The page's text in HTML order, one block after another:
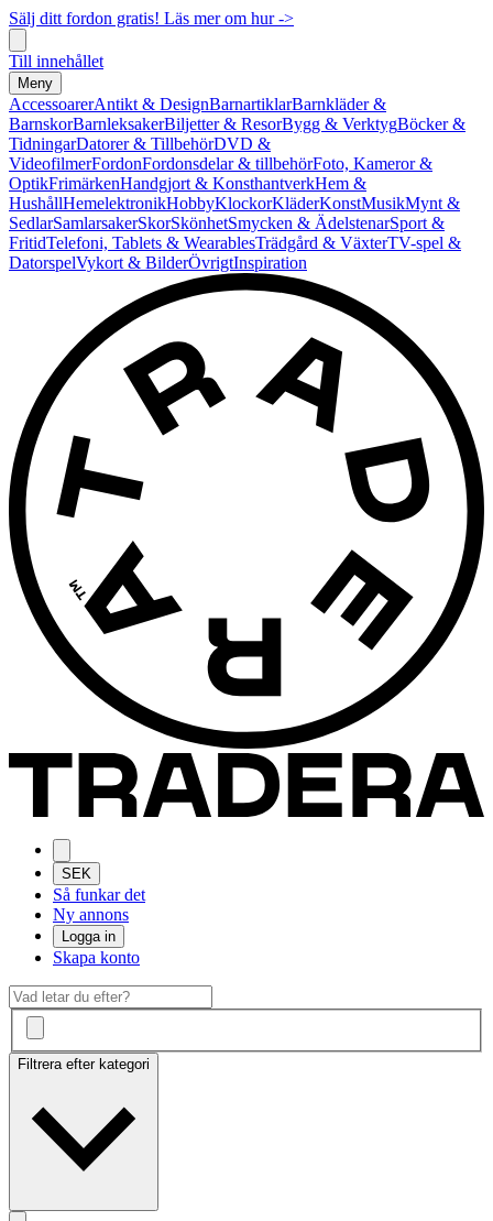
Sälj ditt fordon gratis! Läs mer om hur ->
Till innehållet
Meny
AccessoarerAntikt & DesignBarnartiklarBarnkläder &
BarnskorBarnleksakerBiljetter & ResorBygg & VerktygBöcker &
TidningarDatorer & TillbehörDVD &
VideofilmerFordonFordonsdelar & tillbehörFoto, Kameror &
OptikFrimärkenHandgjort & KonsthantverkHem &
HushållHemelektronikHobbyKlockorKläderKonstMusikMynt &
SedlarSamlarsakerSkorSkönhetSmycken & ÄdelstenarSport &
FritidTelefoni, Tablets & WearablesTrädgård & VäxterTV-spel &
DatorspelVykort & BilderÖvrigtInspiration
SEK
Så funkar det
Ny annons
Logga in
Skapa konto
Filtrera efter kategori